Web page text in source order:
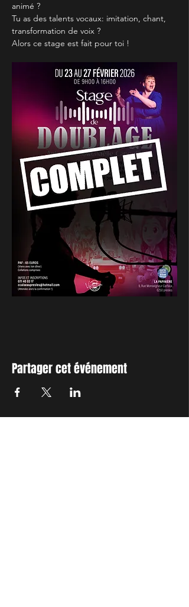
animé ?
Tu as des talents vocaux: imitation, chant,
transformation de voix ?
Alors ce stage est fait pour toi !
Partager cet événement